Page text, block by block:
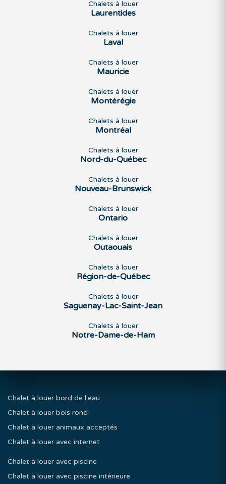
Chalets à louer
Laurentides
Chalets à louer
Laval
Chalets à louer
Mauricie
Chalets à louer
Montérégie
Chalets à louer
Montréal
Chalets à louer
Nord-du-Québec
Chalets à louer
Nouveau-Brunswick
Chalets à louer
Ontario
Chalets à louer
Outaouais
Chalets à louer
Région-de-Québec
Chalets à louer
Saguenay-Lac-Saint-Jean
Chalets à louer
Notre-Dame-de-Ham
Chalet à louer bord de l'eau
Chalet à louer bois rond
Chalet à louer animaux acceptés
Chalet à louer avec internet
Chalet à louer avec piscine
Chalet à louer avec piscine intérieure